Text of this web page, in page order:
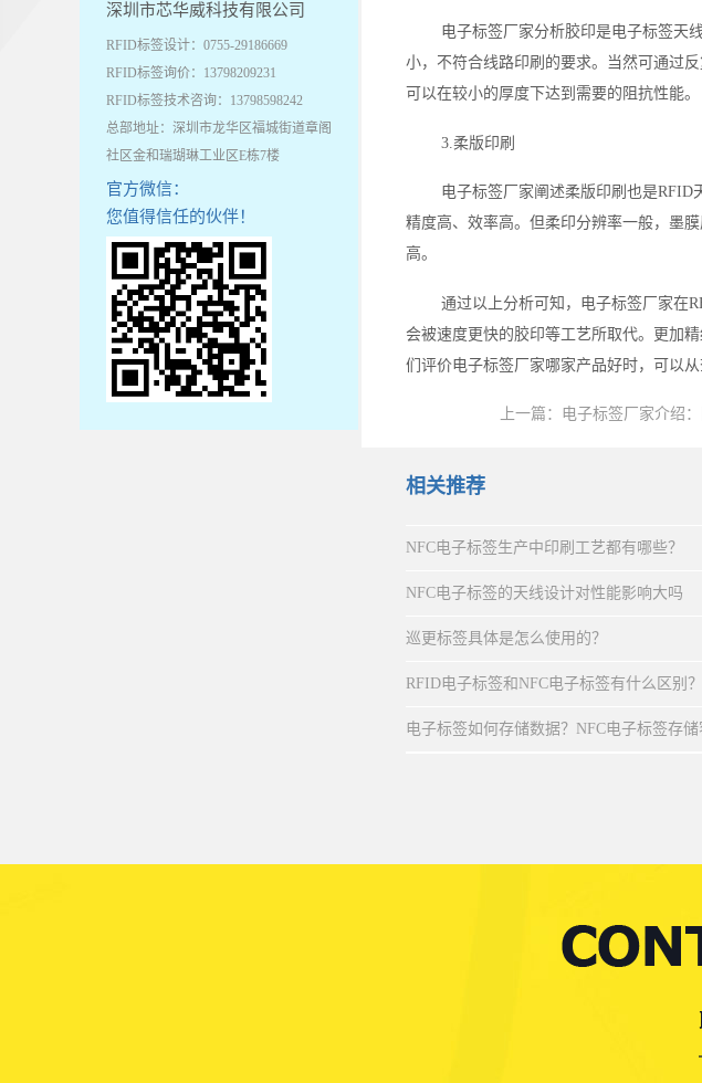
深圳市芯华威科技有限公司
RFID标签设计：0755-29186669
RFID标签询价：13798209231
RFID标签技术咨询：13798598242
总部地址：深圳市龙华区福城街道章阁
社区金和瑞瑚琳工业区E栋7楼
官方微信：
您值得信任的伙伴！
电子标签厂家分析胶印是电子标签天
小，不符合线路印刷的要求。当然可通过
可以在较小的厚度下达到需要的阻抗性能。
3.柔版印刷
电子标签厂家阐述柔版印刷也是RFID
精度高、效率高。但柔印分辨率一般，墨
高。
通过以上分析可知，电子标签厂家在
会被速度更快的胶印等工艺所取代。更加
们评价电子标签厂家哪家产品好时，可以
上一篇： 电子标签厂家介绍
相关推荐
NFC电子标签生产中印刷工艺都有哪些？
NFC电子标签的天线设计对性能影响大吗
巡更标签具体是怎么使用的？
RFID电子标签和NFC电子标签有什么区别？
电子标签如何存储数据？NFC电子标签存储